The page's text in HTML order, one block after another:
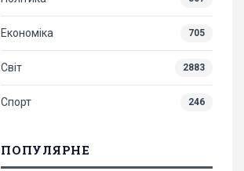
Економіка 705
Світ 2883
Спорт 246
ПОПУЛЯРНЕ